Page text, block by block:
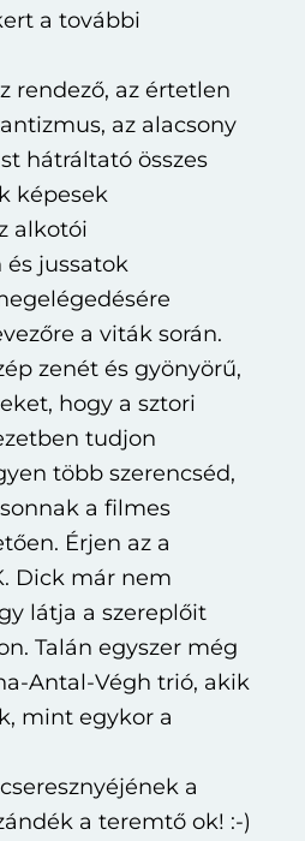
a további
rendező, az értetlen
az alacsony
hátráltató összes
képesek
alkotói
és jussatok
a viták során.
zenét és gyönyörű,
hogy a sztori
tudjon
több szerencséd,
a filmes
Érjen az a
Dick már nem
látja a szereplőit
Talán egyszer még
Antal-Végh trió, akik
mint egykor a
a
a teremtő ok! :-)